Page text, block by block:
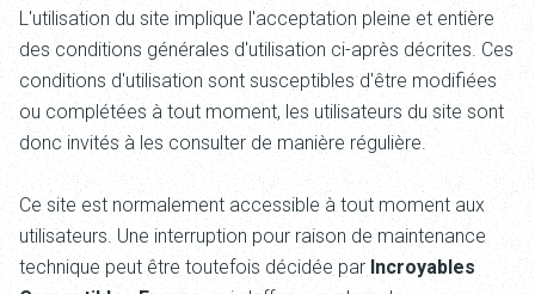
L'utilisation du site implique l'acceptation pleine et entière
des conditions générales d'utilisation ci-après décrites. Ces
conditions d'utilisation sont susceptibles d'être modifiées
ou complétées à tout moment, les utilisateurs du site sont
donc invités à les consulter de manière régulière.
Ce site est normalement accessible à tout moment aux
utilisateurs. Une interruption pour raison de maintenance
technique peut être toutefois décidée par Incroyables